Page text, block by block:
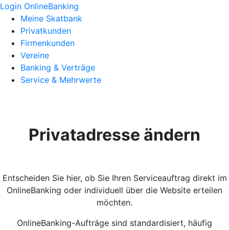
Login OnlineBanking
Meine Skatbank
Privatkunden
Firmenkunden
Vereine
Banking & Verträge
Service & Mehrwerte
Privatadresse ändern
Entscheiden Sie hier, ob Sie Ihren Serviceauftrag direkt im
OnlineBanking oder individuell über die Website erteilen
möchten.
OnlineBanking-Aufträge sind standardisiert, häufig